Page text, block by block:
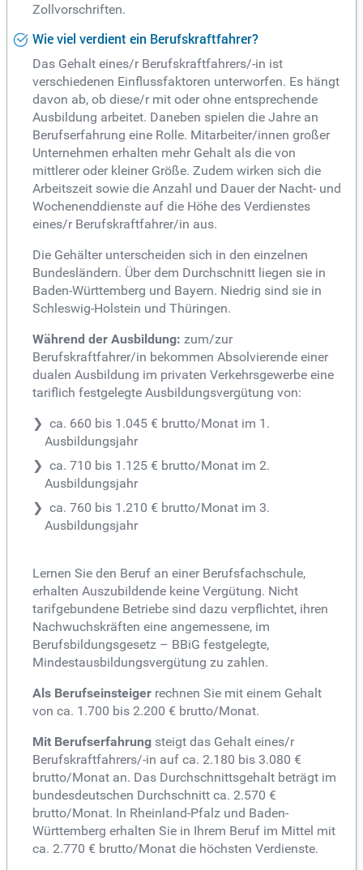
Zollvorschriften.
Wie viel verdient ein Berufskraftfahrer?
Das Gehalt eines/r Berufskraftfahrers/-in ist
verschiedenen Einflussfaktoren unterworfen. Es hängt
davon ab, ob diese/r mit oder ohne entsprechende
Ausbildung arbeitet. Daneben spielen die Jahre an
Berufserfahrung eine Rolle. Mitarbeiter/innen großer
Unternehmen erhalten mehr Gehalt als die von
mittlerer oder kleiner Größe. Zudem wirken sich die
Arbeitszeit sowie die Anzahl und Dauer der Nacht- und
Wochenenddienste auf die Höhe des Verdienstes
eines/r Berufskraftfahrer/in aus.
Die Gehälter unterscheiden sich in den einzelnen
Bundesländern. Über dem Durchschnitt liegen sie in
Baden-Württemberg und Bayern. Niedrig sind sie in
Schleswig-Holstein und Thüringen.
Während der Ausbildung: zum/zur
Berufskraftfahrer/in bekommen Absolvierende einer
dualen Ausbildung im privaten Verkehrsgewerbe eine
tariflich festgelegte Ausbildungsvergütung von:
ca. 660 bis 1.045 € brutto/Monat im 1.
Ausbildungsjahr
ca. 710 bis 1.125 € brutto/Monat im 2.
Ausbildungsjahr
ca. 760 bis 1.210 € brutto/Monat im 3.
Ausbildungsjahr
Lernen Sie den Beruf an einer Berufsfachschule,
erhalten Auszubildende keine Vergütung. Nicht
tarifgebundene Betriebe sind dazu verpflichtet, ihren
Nachwuchskräften eine angemessene, im
Berufsbildungsgesetz – BBiG festgelegte,
Mindestausbildungsvergütung zu zahlen.
Als Berufseinsteiger rechnen Sie mit einem Gehalt
von ca. 1.700 bis 2.200 € brutto/Monat.
Mit Berufserfahrung steigt das Gehalt eines/r
Berufskraftfahrers/-in auf ca. 2.180 bis 3.080 €
brutto/Monat an. Das Durchschnittsgehalt beträgt im
bundesdeutschen Durchschnitt ca. 2.570 €
brutto/Monat. In Rheinland-Pfalz und Baden-
Württemberg erhalten Sie in Ihrem Beruf im Mittel mit
ca. 2.770 € brutto/Monat die höchsten Verdienste.